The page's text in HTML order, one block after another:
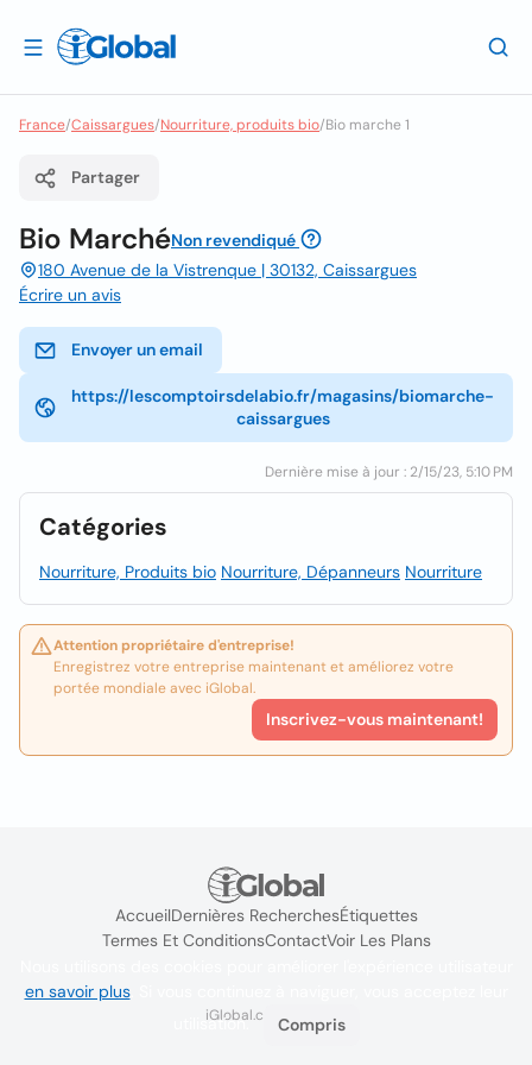
France/Caissargues/Nourriture, produits bio/Bio marche 1
Partager
Bio MarchéNon revendiqué
180 Avenue de la Vistrenque | 30132, Caissargues
Écrire un avis
Envoyer un email
https://lescomptoirsdelabio.fr/magasins/biomarche-
caissargues
Dernière mise à jour : 2/15/23, 5:10 PM
Catégories
Nourriture, Produits bio Nourriture, Dépanneurs Nourriture
Attention propriétaire d'entreprise!
Enregistrez votre entreprise maintenant et améliorez votre
portée mondiale avec iGlobal.
Inscrivez-vous maintenant!
AccueilDernières RecherchesÉtiquettes
Termes Et ConditionsContactVoir Les Plans
iGlobal.co @ 2024
en savoir plus. Si vous continuez à naviguer, vous acceptez leur
utilisation.
Compris